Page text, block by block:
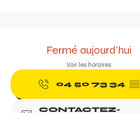
Fermé aujourd'hui
Voir les horaires
04 50 73 34 ▒▒
CONTACTEZ-